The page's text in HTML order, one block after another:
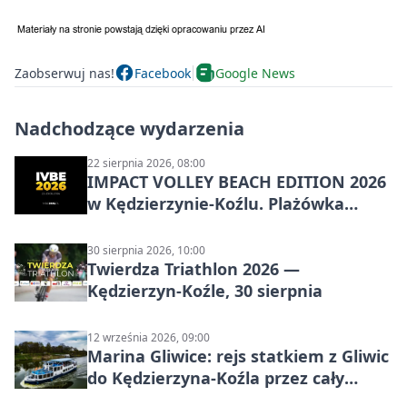
Zaobserwuj nas! Facebook Google News
Nadchodzące wydarzenia
22 sierpnia 2026, 08:00
IMPACT VOLLEY BEACH EDITION 2026
w Kędzierzynie-Koźlu. Plażówka
30 sierpnia 2026, 10:00
Twierdza Triathlon 2026 —
Kędzierzyn-Koźle, 30 sierpnia
12 września 2026, 09:00
Marina Gliwice: rejs statkiem z Gliwic
do Kędzierzyna-Koźla przez cały